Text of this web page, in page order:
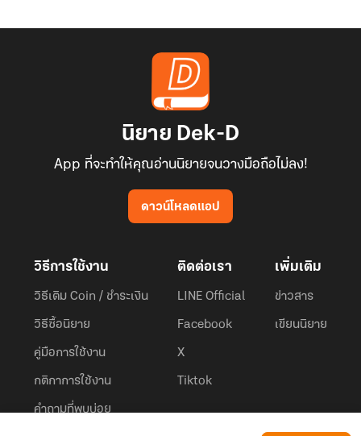
นิยาย Dek-D
App ที่จะทำให้คุณอ่านนิยายจนวางมือถือไม่ลง!
ดาวน์โหลดแอป
วิธีการใช้งาน
วิธีเติม Coin / ชำระเงิน
วิธีซื้อนิยาย
คู่มือการใช้งาน
กติกาการใช้งาน
คำถามที่พบบ่อย
ติดต่อเรา
LINE Official
Facebook
X
Tiktok
เพิ่มเติม
ข่าวสาร
เขียนนิยาย